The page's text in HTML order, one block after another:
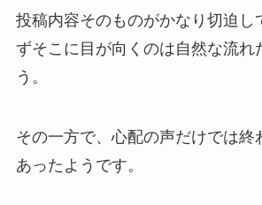
投稿内容そのものがかなり切迫し
ずそこに目が向くのは自然な流れ
う。
その一方で、心配の声だけでは終
あったようです。